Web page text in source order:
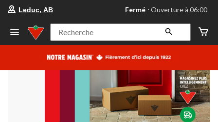
votre
préféré
Leduc,
AB,
courament
Ouverture
à
06:00
cliquer
pour
changer
Leduc, AB Fermé ⋅ Ouverture à 06:00
Recherche